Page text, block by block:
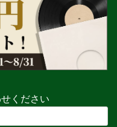
ください